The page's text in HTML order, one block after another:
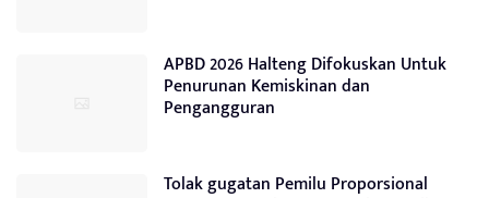
APBD 2026 Halteng Difokuskan Untuk
Penurunan Kemiskinan dan
Pengangguran
Tolak gugatan Pemilu Proporsional